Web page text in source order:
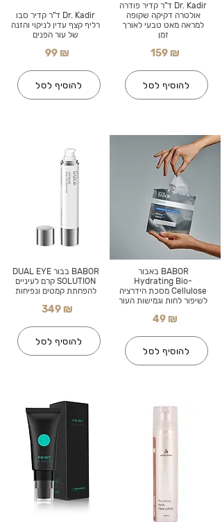
Dr. Kadir ד"ר קדיר סבו
רליף קצף עדין לניקוי והזנה
של עור הפנים
99 ₪
להוסיף לסל
BABOR בבור DUAL EYE
SOLUTION קרם לעיניים
להפחתת קמטים ונפיחות
349 ₪
להוסיף לסל
Dr. Kadir ד"ר קדיר פודרה
אולטרה דקיקה שקופה
למראה מאט טבעי לאורך
זמן
159 ₪
להוסיף לסל
BABOR באבור
Hydrating Bio-
Cellulose מסכת הידרציה
לשיפור לחות וגמישות העור
49 ₪
להוסיף לסל